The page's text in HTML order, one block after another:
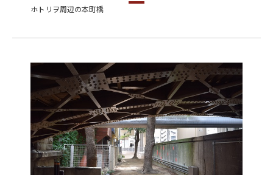
ホトリヲ周辺の本町橋